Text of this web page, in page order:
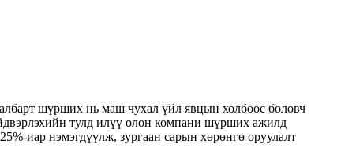
шүрших нь маш чухал үйл явцын холбоос боловч
тулд илүү олон компани шүрших ажилд
иар нэмэгдүүлж, зургаан сарын хөрөнгө оруулалт